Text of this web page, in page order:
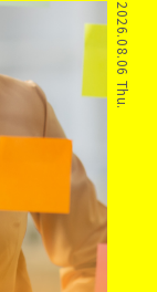
2026.08.06 Thu.